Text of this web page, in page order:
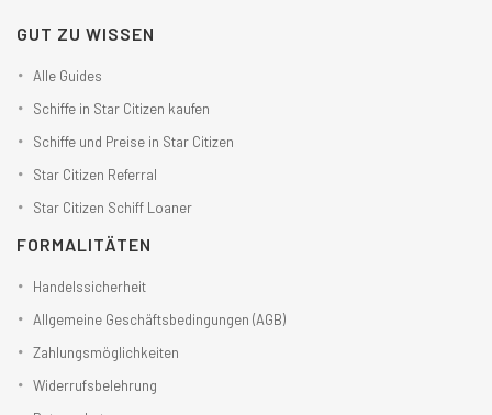
GUT ZU WISSEN
Alle Guides
Schiffe in Star Citizen kaufen
Schiffe und Preise in Star Citizen
Star Citizen Referral
Star Citizen Schiff Loaner
FORMALITÄTEN
Handelssicherheit
Allgemeine Geschäftsbedingungen (AGB)
Zahlungsmöglichkeiten
Widerrufsbelehrung